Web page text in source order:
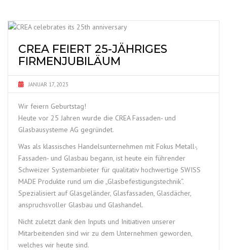
CREA FEIERT 25-JÄHRIGES
FIRMENJUBILÄUM
JANUAR 17, 2023
Wir feiern Geburtstag!
Heute vor 25 Jahren wurde die CREA Fassaden- und
Glasbausysteme AG gegründet.
Was als klassisches Handelsunternehmen mit Fokus Metall-,
Fassaden- und Glasbau begann, ist heute ein führender
Schweizer Systemanbieter für qualitativ hochwertige SWISS
MADE Produkte rund um die „Glasbefestigungstechnik“.
Spezialisiert auf Glasgeländer, Glasfassaden, Glasdächer,
anspruchsvoller Glasbau und Glashandel.
Nicht zuletzt dank den Inputs und Initiativen unserer
Mitarbeitenden sind wir zu dem Unternehmen geworden,
welches wir heute sind.